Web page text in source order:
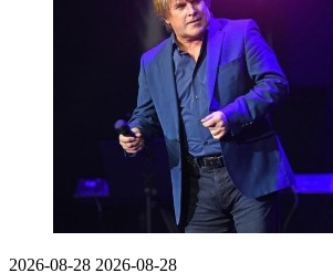
2026-08-28 2026-08-28